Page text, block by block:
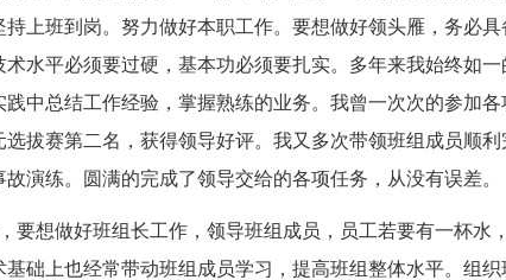
上班到岗。努力做好本职工作。要想做好领头雁，务必
水平必须要过硬，基本功必须要扎实。多年来我始终如
中总结工作经验，掌握熟练的业务。我曾一次次的参加
拔赛第二名，获得领导好评。我又多次带领班组成员顺利
演练。圆满的完成了领导交给的各项任务，从没有误差。
要想做好班组长工作，领导班组成员，员工若要有一杯水
础上也经常带动班组成员学习，提高班组整体水平。组